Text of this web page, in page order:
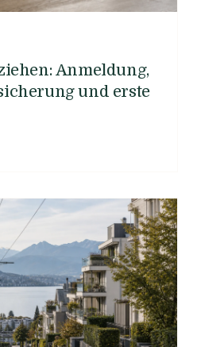
Anmeldung,
und erste